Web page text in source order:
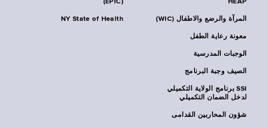
HEAP
المرآة والرضع والاطفال (WIC)
معونة رعاية الطفل
الوجبات المدرسية
الصيف وجبة البرنامج
SSI برنامج الولاية التكميلي
لدخل الضمان التكميلي
شؤون المحاربين القدامى
(EPIC)
NY State of Health